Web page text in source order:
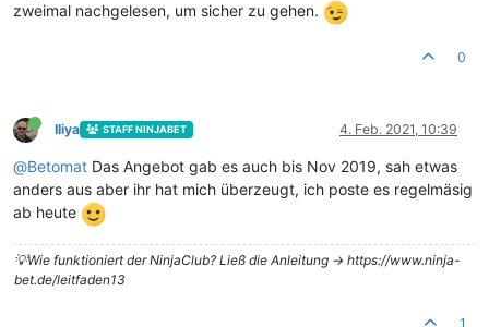
zweimal nachgelesen, um sicher zu gehen.
0
Iliya STAFF NINJABET 4. Feb. 2021, 10:39
@Betomat Das Angebot gab es auch bis Nov 2019, sah etwas
anders aus aber ihr hat mich überzeugt, ich poste es regelmäsig
ab heute
💡Wie funktioniert der NinjaClub? Ließ die Anleitung -> https://www.ninja-
bet.de/leitfaden13
1